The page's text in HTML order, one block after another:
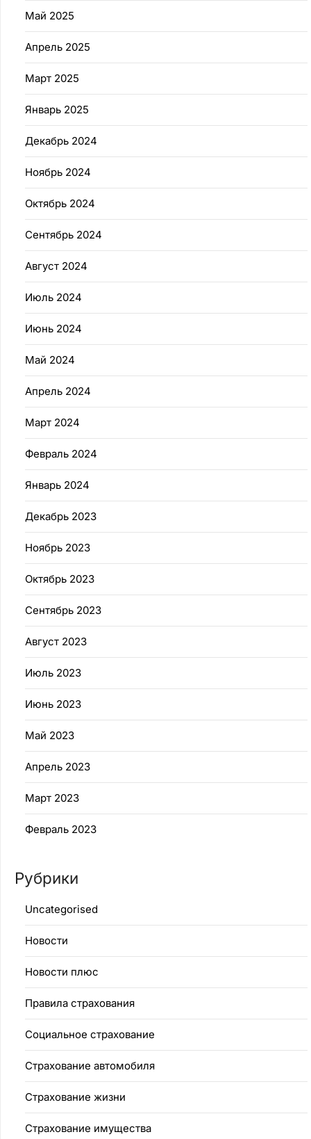
Май 2025
Апрель 2025
Март 2025
Январь 2025
Декабрь 2024
Ноябрь 2024
Октябрь 2024
Сентябрь 2024
Август 2024
Июль 2024
Июнь 2024
Май 2024
Апрель 2024
Март 2024
Февраль 2024
Январь 2024
Декабрь 2023
Ноябрь 2023
Октябрь 2023
Сентябрь 2023
Август 2023
Июль 2023
Июнь 2023
Май 2023
Апрель 2023
Март 2023
Февраль 2023
Рубрики
Uncategorised
Новости
Новости плюс
Правила страхования
Социальное страхование
Страхование автомобиля
Страхование жизни
Страхование имущества